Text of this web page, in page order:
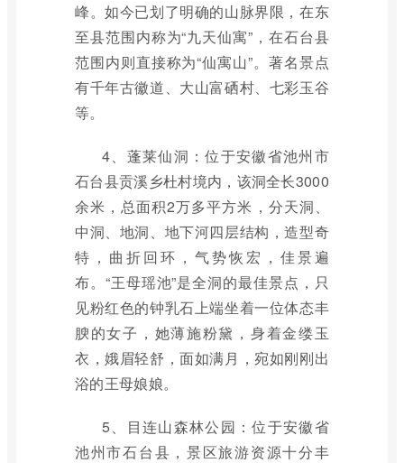
峰。如今已划了明确的山脉界限，在东
至县范围内称为“九天仙寓”，在石台县
范围内则直接称为“仙寓山”。著名景点
有千年古徽道、大山富硒村、七彩玉谷
等。
4、蓬莱仙洞：位于安徽省池州市
石台县贡溪乡杜村境内，该洞全长3000
余米，总面积2万多平方米，分天洞、
中洞、地洞、地下河四层结构，造型奇
特，曲折回环，气势恢宏，佳景遍
布。“王母瑶池”是全洞的最佳景点，只
见粉红色的钟乳石上端坐着一位体态丰
腴的女子，她薄施粉黛，身着金缕玉
衣，娥眉轻舒，面如满月，宛如刚刚出
浴的王母娘娘。
5、目连山森林公园：位于安徽省
池州市石台县，景区旅游资源十分丰